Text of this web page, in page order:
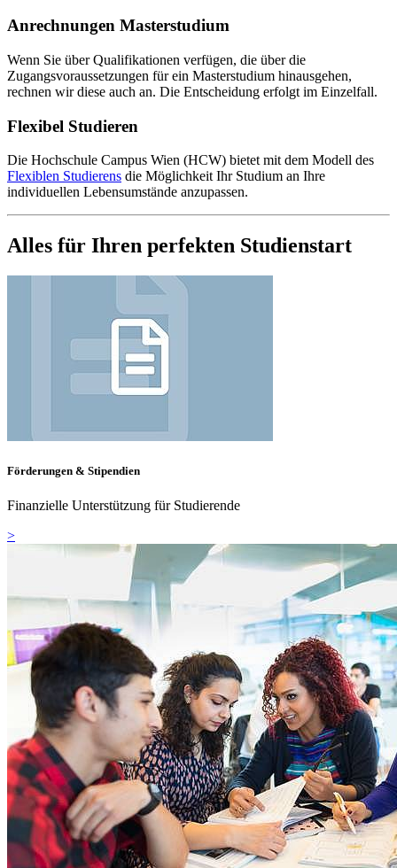
Anrechnungen Masterstudium
Wenn Sie über Qualifikationen verfügen, die über die
Zugangsvoraussetzungen für ein Masterstudium hinausgehen,
rechnen wir diese auch an. Die Entscheidung erfolgt im Einzelfall.
Flexibel Studieren
Die Hochschule Campus Wien (HCW) bietet mit dem Modell des
Flexiblen Studierens die Möglichkeit Ihr Studium an Ihre
individuellen Lebensumstände anzupassen.
Alles für Ihren perfekten Studienstart
Förderungen & Stipendien
Finanzielle Unterstützung für Studierende
>